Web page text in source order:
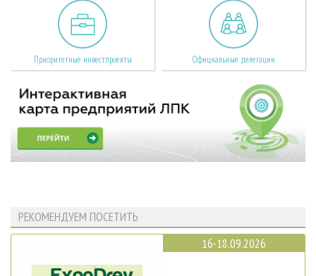
Приоритетные инвестпроекты Официальные делегации
РЕКОМЕНДУЕМ ПОСЕТИТЬ
16-18.09.2026